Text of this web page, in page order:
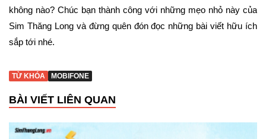
không nào? Chúc bạn thành công với những mẹo nhỏ này của
Sim Thăng Long và đừng quên đón đọc những bài viết hữu ích
sắp tới nhé.
TỪ KHÓA MOBIFONE
BÀI VIẾT LIÊN QUAN